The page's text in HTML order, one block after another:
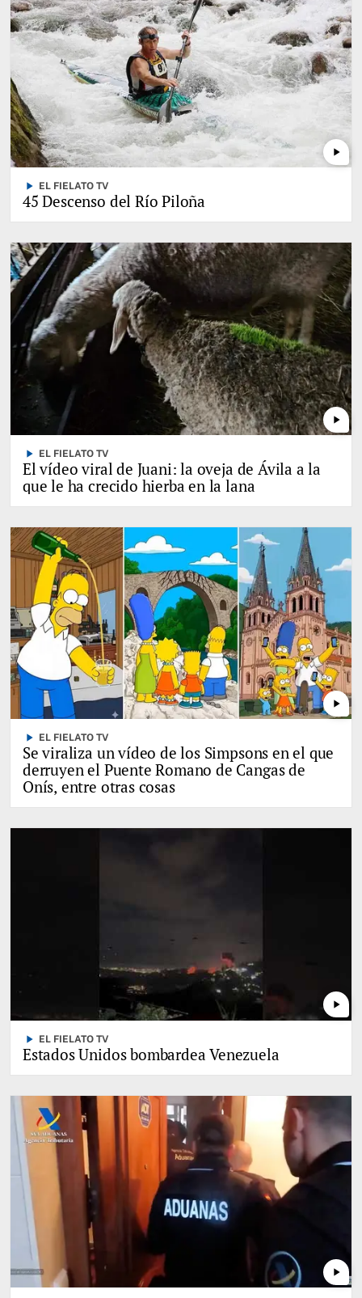
play_arrow
play_arrow EL FIELATO TV
45 Descenso del Río Piloña
play_arrow
play_arrow EL FIELATO TV
El vídeo viral de Juani: la oveja de Ávila a la
que le ha crecido hierba en la lana
play_arrow
play_arrow EL FIELATO TV
Se viraliza un vídeo de los Simpsons en el que
derruyen el Puente Romano de Cangas de
Onís, entre otras cosas
play_arrow
play_arrow EL FIELATO TV
Estados Unidos bombardea Venezuela
play_arrow